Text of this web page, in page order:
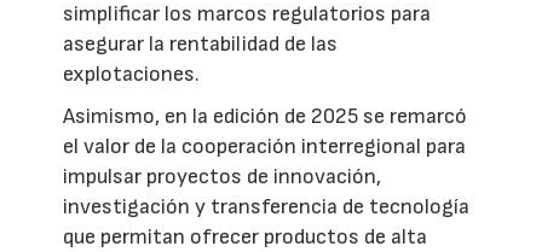
simplificar los marcos regulatorios para
asegurar la rentabilidad de las
explotaciones.
Asimismo, en la edición de 2025 se remarcó
el valor de la cooperación interregional para
impulsar proyectos de innovación,
investigación y transferencia de tecnología
que permitan ofrecer productos de alta